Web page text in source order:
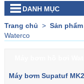
DANH MỤC
Trang chủ > Sản phẩm
Waterco
Máy bơm Supatuf MK2